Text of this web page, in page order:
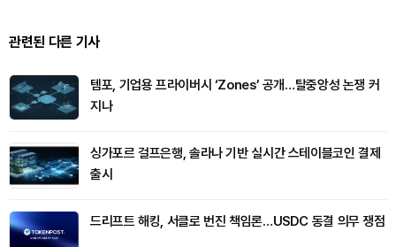
관련된 다른 기사
템포, 기업용 프라이버시 ‘Zones’ 공개…탈중앙성 논쟁 커
지나
싱가포르 걸프은행, 솔라나 기반 실시간 스테이블코인 결제
출시
드리프트 해킹, 서클로 번진 책임론…USDC 동결 의무 쟁점